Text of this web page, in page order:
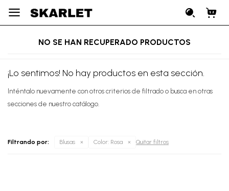

NO SE HAN RECUPERADO PRODUCTOS
¡Lo sentimos! No hay productos en esta sección.
Inténtalo nuevamente con otros criterios de filtrado o busca en otras
secciones de nuestro catálogo.
Filtrando por: Blusas Color: Rosa Quitar filtros